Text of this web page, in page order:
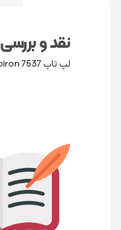
نقد و بررسی
لپ تاپ Dell Inspiron 7537